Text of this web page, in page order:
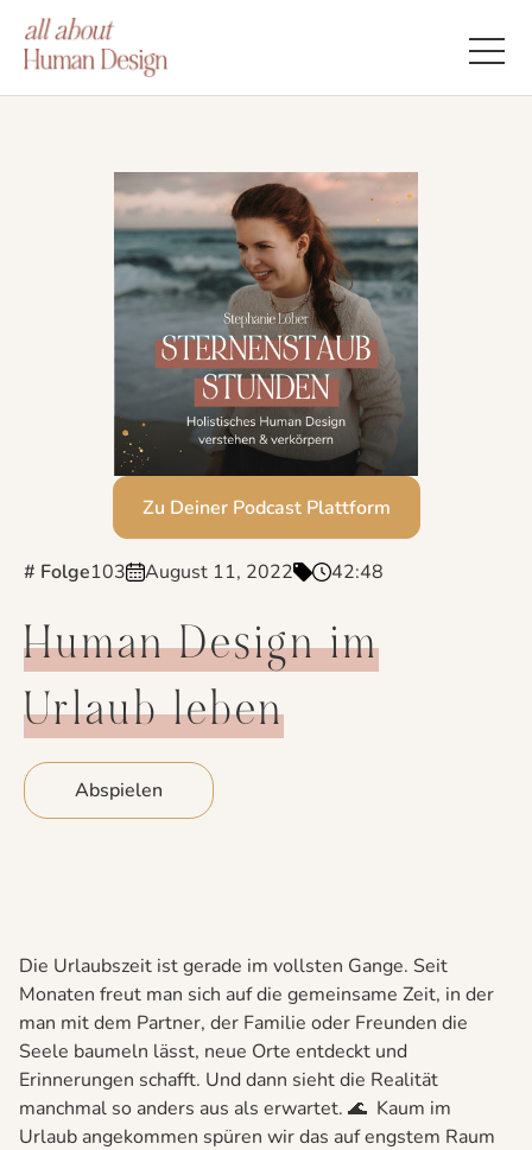
Zu Deiner Podcast Plattform
# Folge103 August 11, 2022 42:48
Human Design im
Urlaub leben
Abspielen
Die Urlaubszeit ist gerade im vollsten Gange. Seit
Monaten freut man sich auf die gemeinsame Zeit, in der
man mit dem Partner, der Familie oder Freunden die
Seele baumeln lässt, neue Orte entdeckt und
Erinnerungen schafft. Und dann sieht die Realität
manchmal so anders aus als erwartet. 🌊 Kaum im
Urlaub angekommen spüren wir das auf engstem Raum